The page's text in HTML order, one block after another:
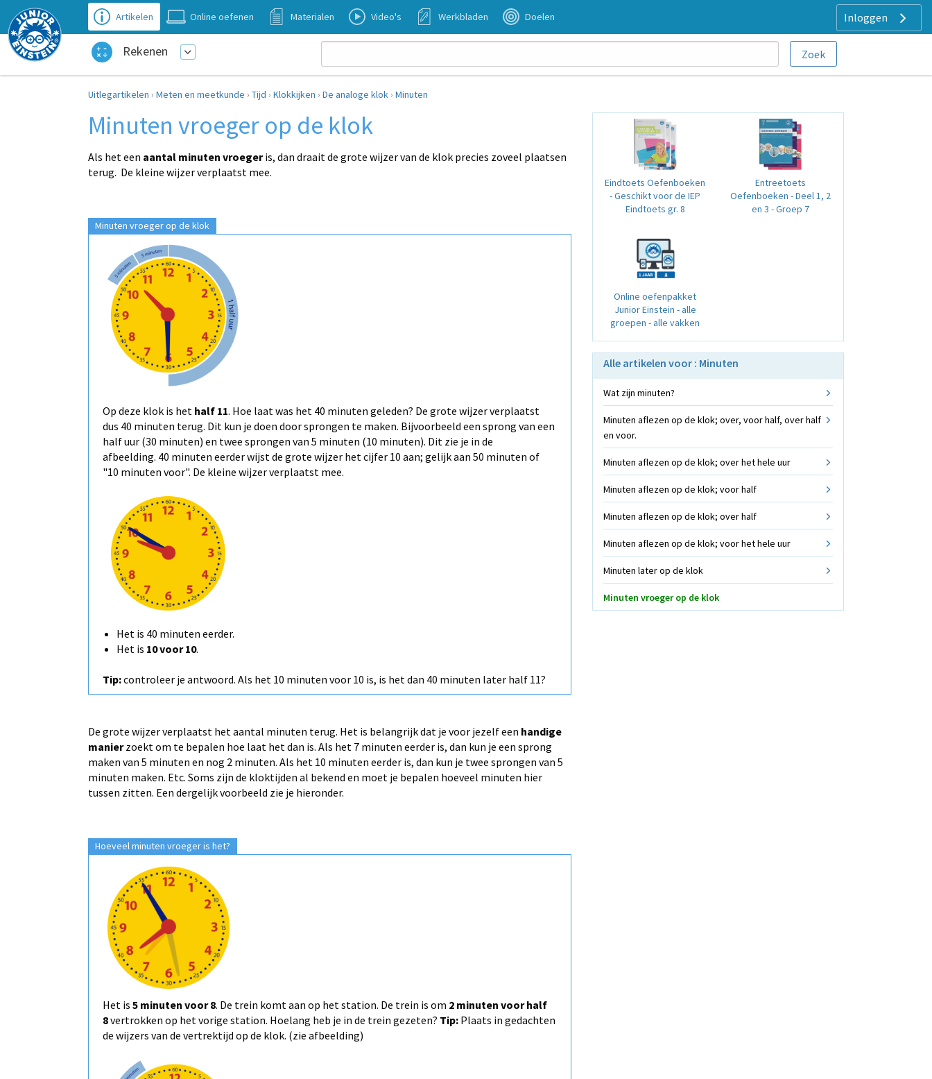
Inloggen
Artikelen Online oefenen Materialen Video's Werkbladen Doelen
Rekenen
Uitlegartikelen › Meten en meetkunde › Tijd › Klokkijken › De analoge klok › Minuten
Minuten vroeger op de klok
Als het een aantal minuten vroegeris, dan draait de grote wijzer van de klok precies zoveel plaatsen
terug. De kleine wijzer verplaatst mee.
Minuten vroeger op de klok
Op deze klok is het half 11. Hoe laat was het 40 minuten geleden? De grote wijzer verplaatst
dus 40 minuten terug. Dit kun je doen door sprongen te maken. Bijvoorbeeld een sprong van een
half uur (30 minuten) en twee sprongen van 5 minuten (10 minuten). Dit zie je in de
afbeelding. 40 minuten eerder wijst de grote wijzer het cijfer 10 aan; gelijk aan 50 minuten of
"10 minuten voor". De kleine wijzer verplaatst mee.
Het is 40 minuten eerder.
Het is 10 voor 10.
Tip:controleer je antwoord. Als het 10 minuten voor 10 is, is het dan 40 minuten later half 11?
De grote wijzer verplaatst het aantal minuten terug. Het is belangrijk dat je voor jezelf een handige
manierzoekt om te bepalen hoe laat het dan is. Als het 7 minuten eerder is, dan kun je een sprong
maken van 5 minuten en nog 2 minuten. Als het 10 minuten eerder is, dan kun je twee sprongen van 5
minuten maken. Etc. Soms zijn de kloktijden al bekend en moet je bepalen hoeveel minuten hier
tussen zitten. Een dergelijk voorbeeld zie je hieronder.
Hoeveel minuten vroeger is het?
Het is 5 minuten voor 8. De trein komt aan op het station. De trein is om 2 minuten voor half
8vertrokken op het vorige station. Hoelang heb je in de trein gezeten? Tip: Plaats in gedachten
de wijzers van de vertrektijd op de klok. (zie afbeelding)
Eindtoets Oefenboeken
- Geschikt voor de IEP
Eindtoets gr. 8
Entreetoets
Oefenboeken - Deel 1, 2
en 3 - Groep 7
Online oefenpakket
Junior Einstein - alle
groepen - alle vakken
Alle artikelen voor : Minuten
Wat zijn minuten?
Minuten aflezen op de klok; over, voor half, over half
en voor.
Minuten aflezen op de klok; over het hele uur
Minuten aflezen op de klok; voor half
Minuten aflezen op de klok; over half
Minuten aflezen op de klok; voor het hele uur
Minuten later op de klok
Minuten vroeger op de klok